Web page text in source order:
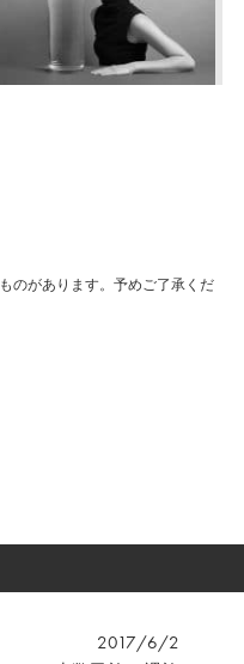
のがあります。予めご了承くだ
2017/6/2